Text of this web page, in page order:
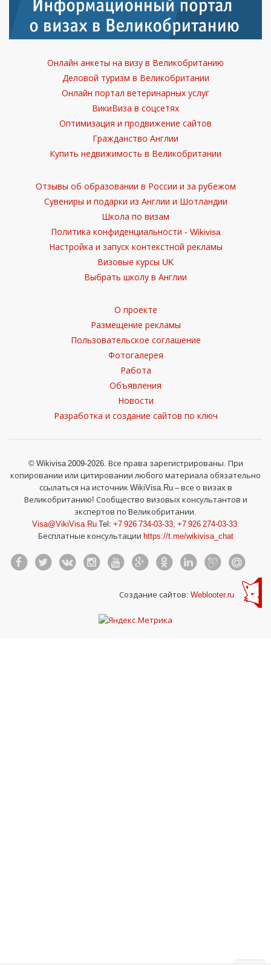
Онлайн анкеты на визу в Великобританию
Деловой туризм в Великобритании
Онлайн портал ветеринарных услуг
ВикиВиза в соцсетях
Оптимизация и продвижение сайтов
Гражданство Англии
Купить недвижимость в Великобритании
Отзывы об образовании в России и за рубежом
Сувениры и подарки из Англии и Шотландии
Школа по визам
Политика конфиденциальности - Wikivisa
Настройка и запуск контекстной рекламы
Визовые курсы UK
Выбрать школу в Англии
О проекте
Размещение рекламы
Пользовательское соглашение
Фотогалерея
Работа
Объявления
Новости
Разработка и создание сайтов по ключ
© Wikivisa 2009-2026. Все права зарегистрированы. При
копировании или цитировании любого материала обязательно
ссылаться на источник WikiVisa.Ru – все о визах в
Великобританию! Сообщество визовых консультантов и
экспертов по Великобритании.
Visa@VikiVisa.RuTel: +7 926 734-03-33, +7 926 274-03-33.
Бесплатные консультации https://t.me/wikivisa_chat
Создание сайтов: Weblooter.ru